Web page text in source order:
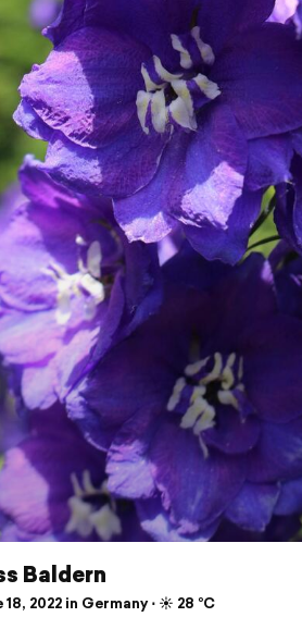
Baldern
18, 2022 in Germany ⋅ ☀️ 28 °C